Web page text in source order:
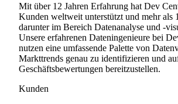
Mit über 12 Jahren Erfahrung hat Dev
Kunden weltweit unterstützt und mehr als
darunter im Bereich Datenanalyse und -
Unsere erfahrenen Dateningenieure bei
nutzen eine umfassende Palette von
Markttrends genau zu identifizieren und
Geschäftsbewertungen bereitzustellen.
Kunden